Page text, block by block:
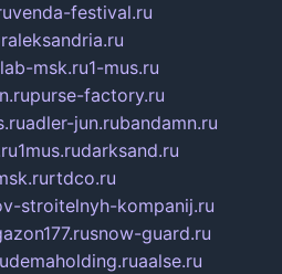
venda-festival.ru
msk.ru1-mus.ru
purse-factory.ru
adler-jun.rubandamn.ru
1mus.rudarksand.ru
rtdco.ru
stroitelnyh-kompanij.ru
snow-guard.ru
demaholding.ruaalse.ru